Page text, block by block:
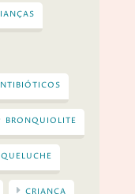
BRONQUIOLITE
CRIANÇA